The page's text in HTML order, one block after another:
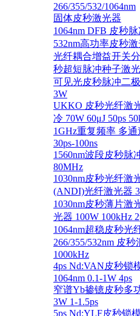
266/355/532/1064nm
固体皮秒激光器
1064nm DFB 皮秒
532nm高功率皮秒
光纤耦合增益开关
秒超短脉冲种子激
可见光皮秒脉冲二
3W
UKKO 皮秒光纤激
冷 70W 60μJ 50ps
1GHz重复频率 多
30ps-100ns
1560nm波段皮秒脉
80MHz
1030nm皮秒光纤激
(ANDI)光纤激光器
1030nm皮秒薄片激
光器 100W 100kHz
1064nm超稳皮秒光
266/355/532nm 皮
1000kHz
4ps Nd:VAN皮秒锁
1064nm 0.1-1W 4ps
窄谱Yb掺镱皮秒多
3W 1-1.5ps
5ps Nd:YLF皮秒锁